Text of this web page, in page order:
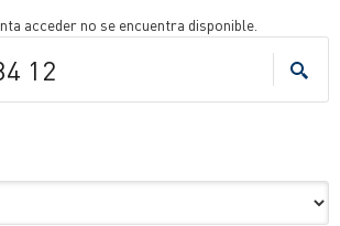
acceder no se encuentra disponible.